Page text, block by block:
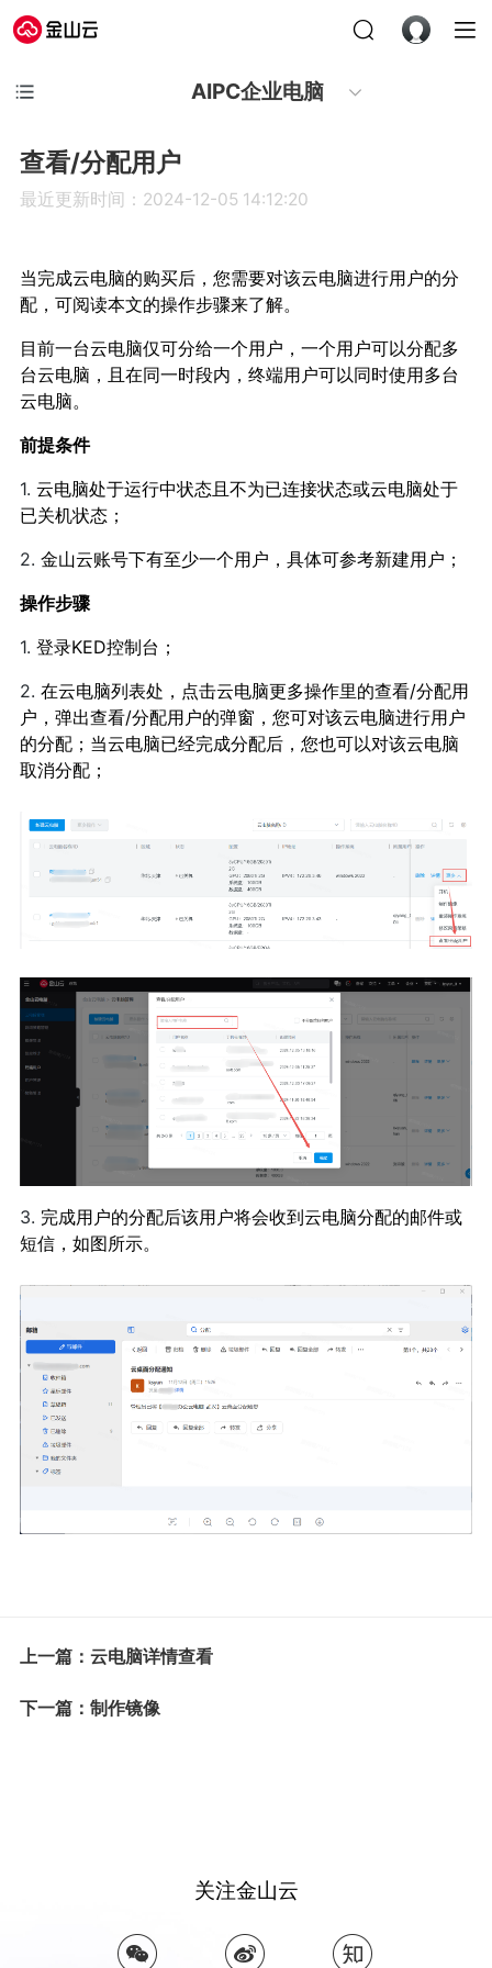
AIPC企业电脑
查看/分配用户
最近更新时间：2024-12-05 14:12:20
当完成云电脑的购买后，您需要对该云电脑进行用户的分
配，可阅读本文的操作步骤来了解。
目前一台云电脑仅可分给一个用户，一个用户可以分配多
台云电脑，且在同一时段内，终端用户可以同时使用多台
云电脑。
前提条件
1. 云电脑处于运行中状态且不为已连接状态或云电脑处于
已关机状态；
2. 金山云账号下有至少一个用户，具体可参考新建用户 ；
操作步骤
1. 登录KED控制台；
2. 在云电脑列表处，点击云电脑更多操作里的查看/分配用
户，弹出查看/分配用户的弹窗，您可对该云电脑进行用户
的分配；当云电脑已经完成分配后，您也可以对该云电脑
取消分配；
3. 完成用户的分配后该用户将会收到云电脑分配的邮件或
短信，如图所示。
上一篇：云电脑详情查看
下一篇：制作镜像
关注金山云